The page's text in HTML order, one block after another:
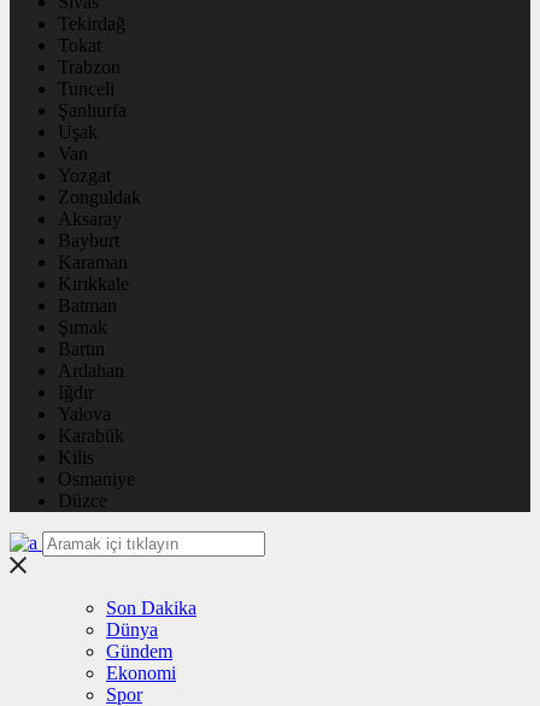
Tekirdağ
Tokat
Trabzon
Tunceli
Şanlıurfa
Uşak
Van
Yozgat
Zonguldak
Aksaray
Bayburt
Karaman
Kırıkkale
Batman
Şırnak
Bartın
Ardahan
Iğdır
Yalova
Karabük
Kilis
Osmaniye
Düzce
Son Dakika
Dünya
Gündem
Ekonomi
Spor